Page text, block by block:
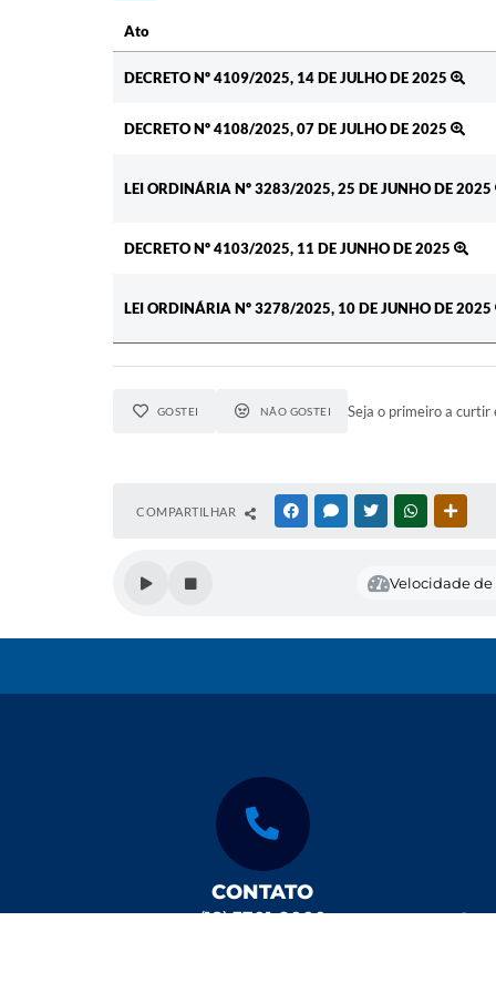
Ato
DECRETO Nº 4109/2025, 14 DE JULHO DE 2025
DECRETO Nº 4108/2025, 07 DE JULHO DE 2025
LEI ORDINÁRIA Nº 3283/2025, 25 DE JUNHO DE 2025
DECRETO Nº 4103/2025, 11 DE JUNHO DE 2025
LEI ORDINÁRIA Nº 3278/2025, 10 DE JUNHO DE 2025
GOSTEI NÃO GOSTEI Seja o primeiro a curtir
COMPARTILHAR FACEBOOKMESSENGER
TWITTERWHATSAPP
Velocidade de
CONTATO
(18) 3701-9000